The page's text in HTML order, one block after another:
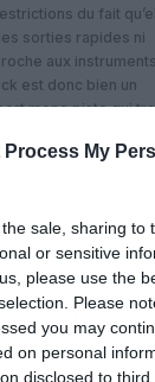
Process My
sale, sharing to
or sensitive
please use the
Please
you may
on personal
disclosed to
du fait
sorties rapides ni
aux instruments.
est donc bien un
mono piste qui
tous les ans.
29